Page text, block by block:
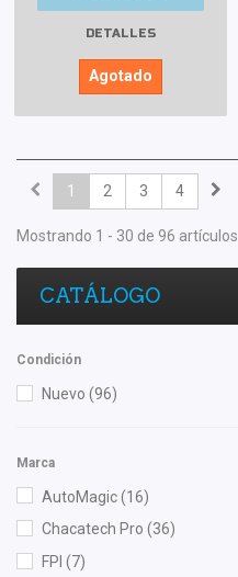
DETALLES
Agotado
1 2 3 4
Mostrando 1 - 30 de 96 artículos
CATÁLOGO
Condición
Nuevo (96)
Marca
AutoMagic(16)
Chacatech Pro (36)
FPI (7)